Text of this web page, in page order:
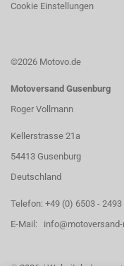
Cookie Einstellungen
©2026 Motovo.de
Motoversand Gusenburg
Roger Vollmann
Kellerstrasse 21a
54413 Gusenburg
Deutschland
Telefon: +49 (0) 6503 - 2493
E-Mail: info@motoversand-